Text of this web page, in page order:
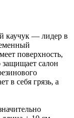
каучук — лидер в
поверхность,
салон
в себя грязь, а